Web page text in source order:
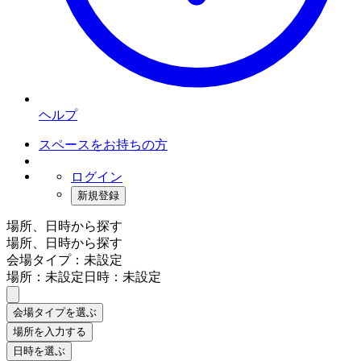
ヘルプ
スペースをお持ちの方
ログイン
新規登録
場所、日時から探す
場所、日時から探す
会場タイプ：未設定
場所：未設定日時：未設定
会場タイプを選ぶ
場所を入力する
日時を選ぶ